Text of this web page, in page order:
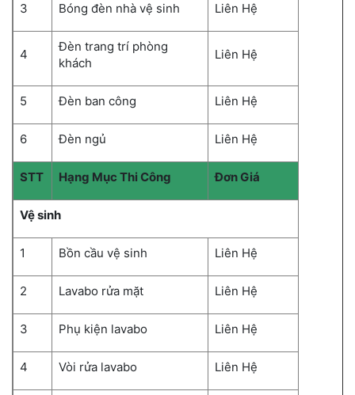
3 Bóng đèn nhà vệ sinh Liên Hệ
4
Đèn trang trí phòng
khách
Liên Hệ
5 Đèn ban công Liên Hệ
6 Đèn ngủ Liên Hệ
STT Hạng Mục Thi Công Đơn Giá
Vệ sinh
1 Bồn cầu vệ sinh Liên Hệ
2 Lavabo rửa mặt Liên Hệ
3 Phụ kiện lavabo Liên Hệ
4 Vòi rửa lavabo Liên Hệ